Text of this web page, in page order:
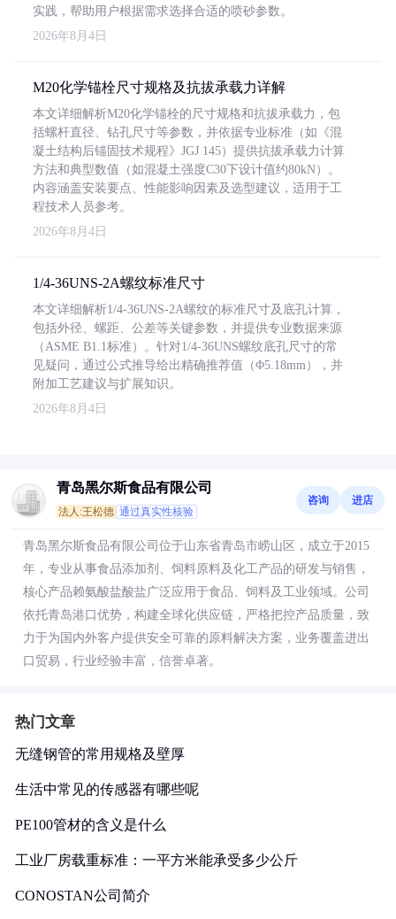
实践，帮助用户根据需求选择合适的喷砂参数。
2026年8月4日
M20化学锚栓尺寸规格及抗拔承载力详解
本文详细解析M20化学锚栓的尺寸规格和抗拔承载力，包
括螺杆直径、钻孔尺寸等参数，并依据专业标准（如《混
凝土结构后锚固技术规程》JGJ 145）提供抗拔承载力计算
方法和典型数值（如混凝土强度C30下设计值约80kN）。
内容涵盖安装要点、性能影响因素及选型建议，适用于工
程技术人员参考。
2026年8月4日
1/4-36UNS-2A螺纹标准尺寸
本文详细解析1/4-36UNS-2A螺纹的标准尺寸及底孔计算，
包括外径、螺距、公差等关键参数，并提供专业数据来源
（ASME B1.1标准）。针对1/4-36UNS螺纹底孔尺寸的常
见疑问，通过公式推导给出精确推荐值（Φ5.18mm），并
附加工艺建议与扩展知识。
2026年8月4日
青岛黑尔斯食品有限公司
法人:王松德 通过真实性核验
咨询 进店
青岛黑尔斯食品有限公司位于山东省青岛市崂山区，成立于2015
年，专业从事食品添加剂、饲料原料及化工产品的研发与销售，
核心产品赖氨酸盐酸盐广泛应用于食品、饲料及工业领域。公司
依托青岛港口优势，构建全球化供应链，严格把控产品质量，致
力于为国内外客户提供安全可靠的原料解决方案，业务覆盖进出
口贸易，行业经验丰富，信誉卓著。
热门文章
无缝钢管的常用规格及壁厚
生活中常见的传感器有哪些呢
PE100管材的含义是什么
工业厂房载重标准：一平方米能承受多少公斤
CONOSTAN公司简介